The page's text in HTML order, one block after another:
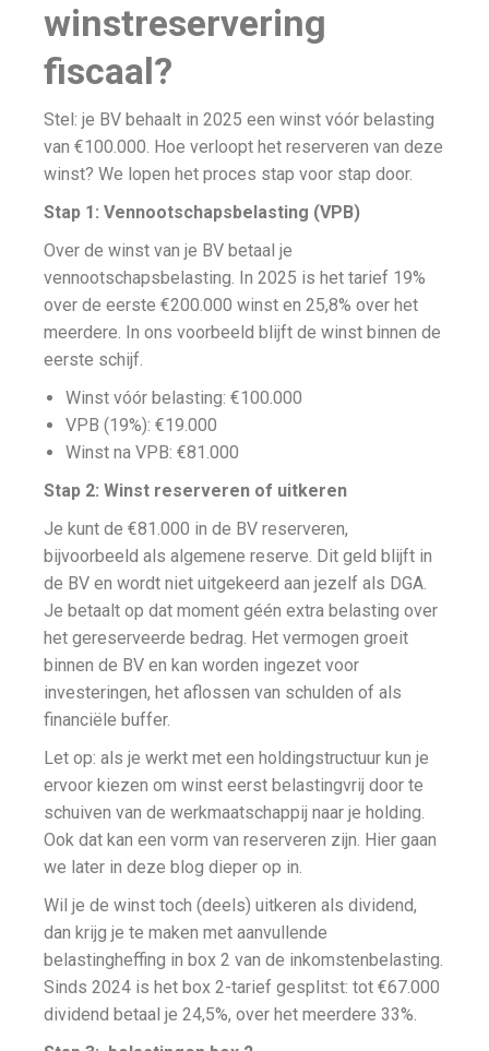
winstreservering
fiscaal?
Stel: je BV behaalt in 2025 een winst vóór belasting
van €100.000. Hoe verloopt het reserveren van deze
winst? We lopen het proces stap voor stap door.
Stap 1: Vennootschapsbelasting (VPB)
Over de winst van je BV betaal je
vennootschapsbelasting. In 2025 is het tarief 19%
over de eerste €200.000 winst en 25,8% over het
meerdere. In ons voorbeeld blijft de winst binnen de
eerste schijf.
Winst vóór belasting: €100.000
VPB (19%): €19.000
Winst na VPB: €81.000
Stap 2: Winst reserveren of uitkeren
Je kunt de €81.000 in de BV reserveren,
bijvoorbeeld als algemene reserve. Dit geld blijft in
de BV en wordt niet uitgekeerd aan jezelf als DGA.
Je betaalt op dat moment géén extra belasting over
het gereserveerde bedrag. Het vermogen groeit
binnen de BV en kan worden ingezet voor
investeringen, het aflossen van schulden of als
financiële buffer.
Let op: als je werkt met een holdingstructuur kun je
ervoor kiezen om winst eerst belastingvrij door te
schuiven van de werkmaatschappij naar je holding.
Ook dat kan een vorm van reserveren zijn. Hier gaan
we later in deze blog dieper op in.
Wil je de winst toch (deels) uitkeren als dividend,
dan krijg je te maken met aanvullende
belastingheffing in box 2 van de inkomstenbelasting.
Sinds 2024 is het box 2-tarief gesplitst: tot €67.000
dividend betaal je 24,5%, over het meerdere 33%.